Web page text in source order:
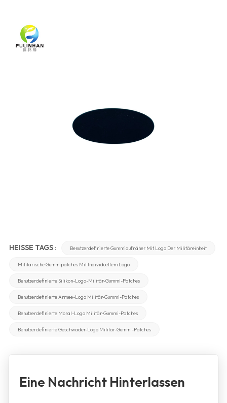
HEISSE TAGS : Benutzerdefinierte Gummiaufnäher Mit Logo Der Militäreinheit
Militärische Gummipatches Mit Individuellem Logo
Benutzerdefinierte Silikon-Logo-Militär-Gummi-Patches
Benutzerdefinierte Armee-Logo Militär-Gummi-Patches
Benutzerdefinierte Moral-Logo Militär-Gummi-Patches
Benutzerdefinierte Geschwader-Logo Militär-Gummi-Patches
Eine Nachricht Hinterlassen